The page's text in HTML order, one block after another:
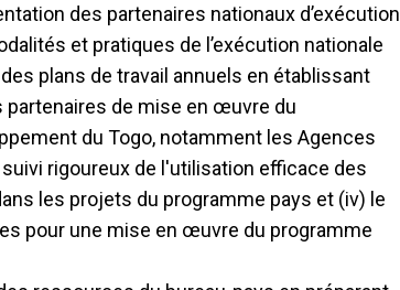
des partenaires nationaux d’exécution
et pratiques de l’exécution nationale
plans de travail annuels en établissant
partenaires de mise en œuvre du
du Togo, notamment les Agences
rigoureux de l'utilisation efficace des
les projets du programme pays et (iv) le
pour une mise en œuvre du programme